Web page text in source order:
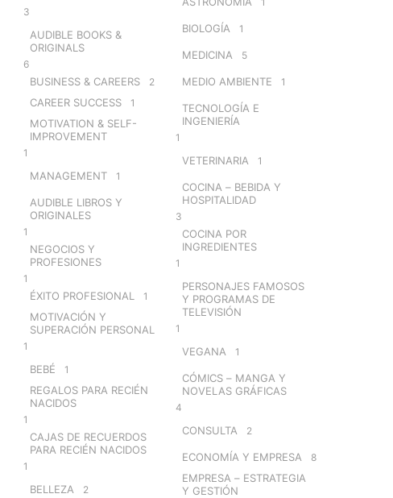
3
AUDIBLE BOOKS &
ORIGINALS
6
BUSINESS & CAREERS 2
CAREER SUCCESS 1
MOTIVATION & SELF-
IMPROVEMENT
1
MANAGEMENT 1
AUDIBLE LIBROS Y
ORIGINALES
1
NEGOCIOS Y
PROFESIONES
1
ÉXITO PROFESIONAL 1
MOTIVACIÓN Y
SUPERACIÓN PERSONAL
1
BEBÉ 1
REGALOS PARA RECIÉN
NACIDOS
1
CAJAS DE RECUERDOS
PARA RECIÉN NACIDOS
1
BELLEZA 2
BIOLOGÍA 1
MEDICINA 5
MEDIO AMBIENTE 1
TECNOLOGÍA E
INGENIERÍA
1
VETERINARIA 1
COCINA – BEBIDA Y
HOSPITALIDAD
3
COCINA POR
INGREDIENTES
1
PERSONAJES FAMOSOS
Y PROGRAMAS DE
TELEVISIÓN
1
VEGANA 1
CÓMICS – MANGA Y
NOVELAS GRÁFICAS
4
CONSULTA 2
ECONOMÍA Y EMPRESA 8
EMPRESA – ESTRATEGIA
Y GESTIÓN